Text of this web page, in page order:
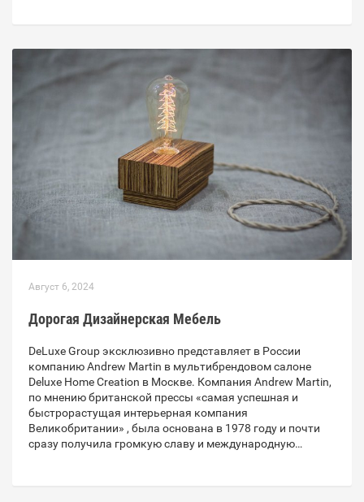
Август 6, 2024
Дорогая Дизайнерская Мебель
DeLuxe Group эксклюзивно представляет в России
компанию Andrew Martin в мультибрендовом салоне
Deluxe Home Creation в Москве. Компания Andrew Martin,
по мнению британской прессы «самая успешная и
быстрорастущая интерьерная компания
Великобритании» , была основана в 1978 году и почти
сразу получила громкую славу и международную…